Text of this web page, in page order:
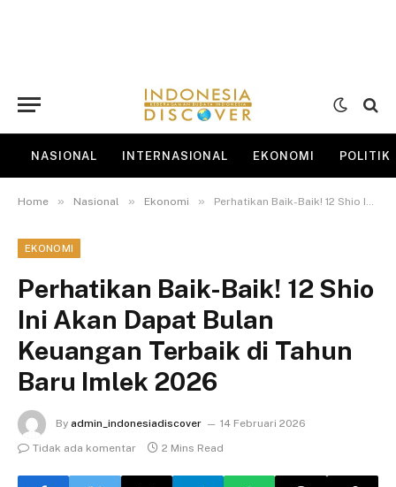
NASIONAL INTERNASIONAL EKONOMI POLITIK
Home » Nasional » Ekonomi » Perhatikan Baik-Baik! 12 Shio Ini Akan Dapat Bulan Keuangan Terbaik di Tahun Baru Imlek 2026
EKONOMI
Perhatikan Baik-Baik! 12 Shio
Ini Akan Dapat Bulan
Keuangan Terbaik di Tahun
Baru Imlek 2026
By admin_indonesiadiscover
14 Februari 2026
Tidak ada komentar
2 Mins Read